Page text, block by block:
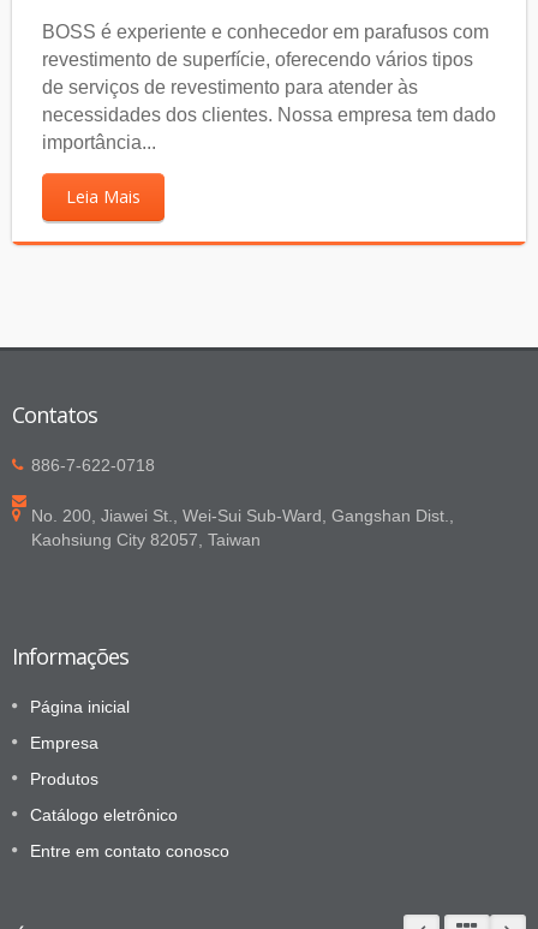
BOSS é experiente e conhecedor em parafusos com
revestimento de superfície, oferecendo vários tipos
de serviços de revestimento para atender às
necessidades dos clientes. Nossa empresa tem dado
importância...
Leia Mais
Contatos
886-7-622-0718
No. 200, Jiawei St., Wei-Sui Sub-Ward, Gangshan Dist.,
Kaohsiung City 82057, Taiwan
Informações
Página inicial
Empresa
Produtos
Catálogo eletrônico
Entre em contato conosco